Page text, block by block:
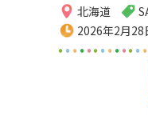
北海道
2026年2月28